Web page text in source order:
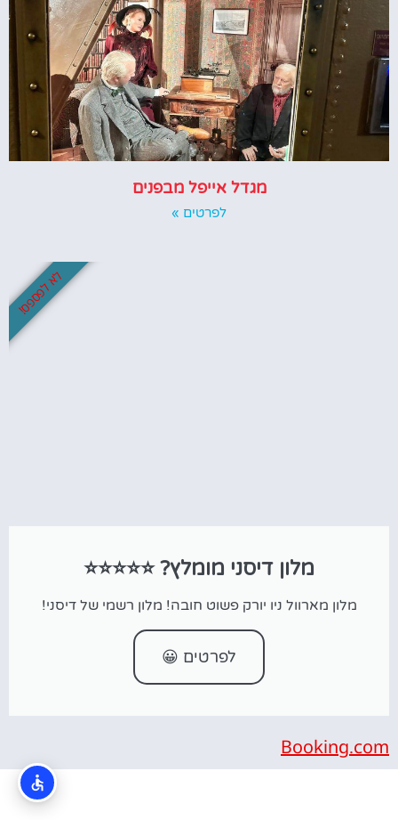
מגדל אייפל מבפנים
לפרטים »
מלון דיסני מומלץ? ⭐⭐⭐⭐⭐
מלון מארוול ניו יורק פשוט חובה! מלון רשמי של דיסני!
לפרטים 😀
לא לפספס!
Booking.com